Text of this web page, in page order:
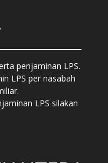
penjaminan LPS.
LPS per nasabah
LPS silakan